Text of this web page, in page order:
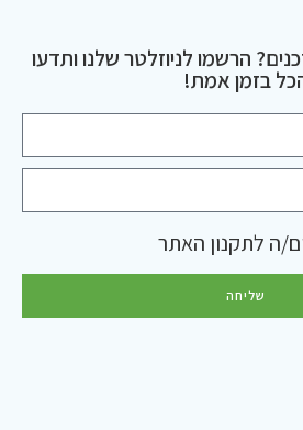
הרשמו לניוזלטר שלנו ותדעו
בזמן אמת!
ה לתקנון האתר
שליחה